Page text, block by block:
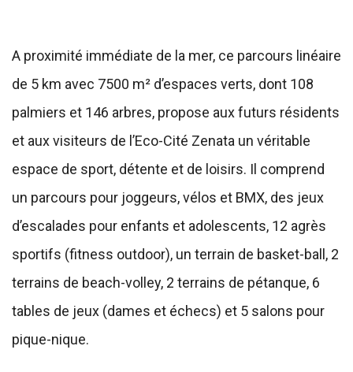
A proximité immédiate de la mer, ce parcours linéaire
de 5 km avec 7500 m² d’espaces verts, dont 108
palmiers et 146 arbres, propose aux futurs résidents
et aux visiteurs de l’Eco-Cité Zenata un véritable
espace de sport, détente et de loisirs. Il comprend
un parcours pour joggeurs, vélos et BMX, des jeux
d’escalades pour enfants et adolescents, 12 agrès
sportifs (fitness outdoor), un terrain de basket-ball, 2
terrains de beach-volley, 2 terrains de pétanque, 6
tables de jeux (dames et échecs) et 5 salons pour
pique-nique.